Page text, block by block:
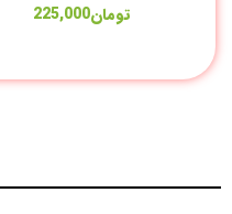
تومان225,000